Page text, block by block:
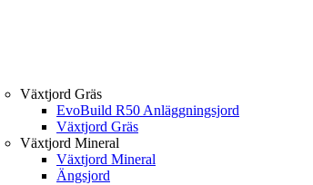
Växtjord Gräs
EvoBuild R50 Anläggningsjord
Växtjord Gräs
Växtjord Mineral
Växtjord Mineral
Ängsjord